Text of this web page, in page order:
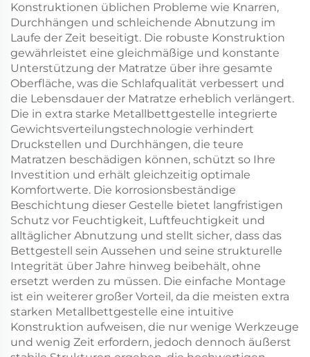
Konstruktionen üblichen Probleme wie Knarren,
Durchhängen und schleichende Abnutzung im
Laufe der Zeit beseitigt. Die robuste Konstruktion
gewährleistet eine gleichmäßige und konstante
Unterstützung der Matratze über ihre gesamte
Oberfläche, was die Schlafqualität verbessert und
die Lebensdauer der Matratze erheblich verlängert.
Die in extra starke Metallbettgestelle integrierte
Gewichtsverteilungstechnologie verhindert
Druckstellen und Durchhängen, die teure
Matratzen beschädigen können, schützt so Ihre
Investition und erhält gleichzeitig optimale
Komfortwerte. Die korrosionsbeständige
Beschichtung dieser Gestelle bietet langfristigen
Schutz vor Feuchtigkeit, Luftfeuchtigkeit und
alltäglicher Abnutzung und stellt sicher, dass das
Bettgestell sein Aussehen und seine strukturelle
Integrität über Jahre hinweg beibehält, ohne
ersetzt werden zu müssen. Die einfache Montage
ist ein weiterer großer Vorteil, da die meisten extra
starken Metallbettgestelle eine intuitive
Konstruktion aufweisen, die nur wenige Werkzeuge
und wenig Zeit erfordern, jedoch dennoch äußerst